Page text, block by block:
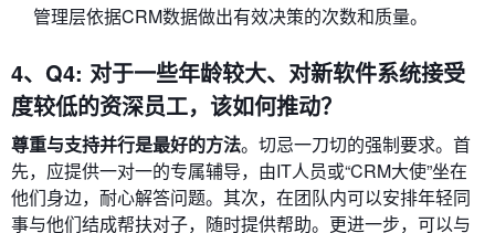
管理层依据CRM数据做出有效决策的次数和质量。
4、Q4: 对于一些年龄较大、对新软件系统接受
度较低的资深员工，该如何推动？
尊重与支持并行是最好的方法。切忌一刀切的强制要求。首
先，应提供一对一的专属辅导，由IT人员或“CRM大使”坐在
他们身边，耐心解答问题。其次，在团队内可以安排年轻同
事与他们结成帮扶对子，随时提供帮助。更进一步，可以与